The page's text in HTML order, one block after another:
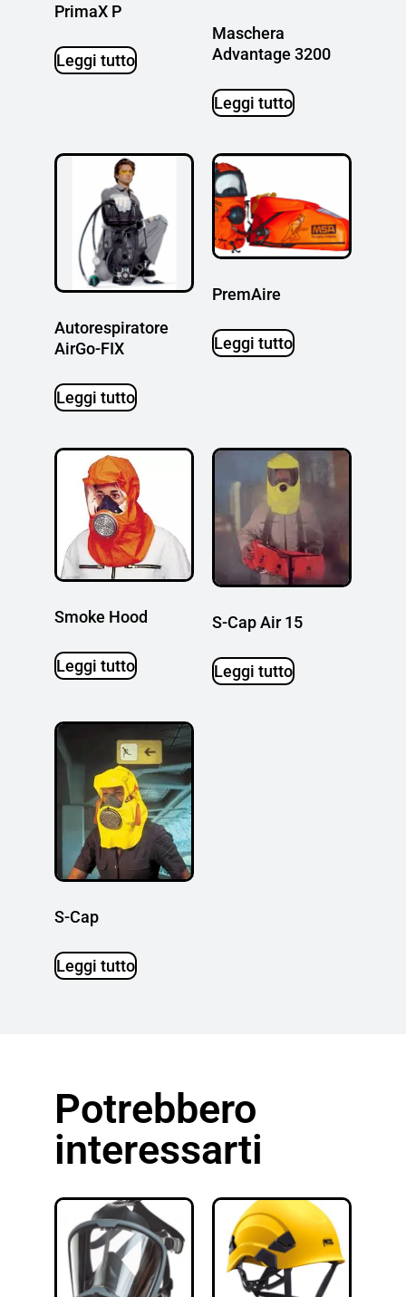
PrimaX P
Leggi tutto
Maschera
Advantage 3200
Leggi tutto
Autorespiratore
AirGo-FIX
Leggi tutto
PremAire
Leggi tutto
Smoke Hood
Leggi tutto
S-Cap Air 15
Leggi tutto
S-Cap
Leggi tutto
Potrebbero
interessarti